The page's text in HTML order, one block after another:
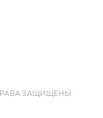
ЗАЩИЩЕНЫ.